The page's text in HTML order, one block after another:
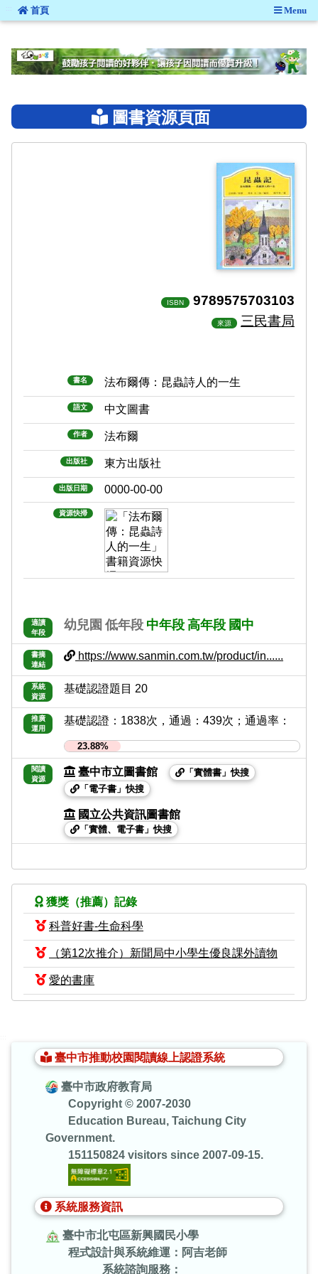
::: 首頁 Menu
圖書資源頁面
ISBN 9789575703103
來源 三民書局
書名 法布爾傳：昆蟲詩人的一生
語文 中文圖書
作者 法布爾
出版社 東方出版社
出版日期 0000-00-00
資源快掃
適讀
年段
幼兒園 低年段 中年段 高年段 國中
書摘
連結
https://www.sanmin.com.tw/product/in......
系統
資源
基礎認證題目 20
推廣
運用
基礎認證：1838次，通過：439次；通過率：
23.88%
閱讀
資源
臺中市立圖書館
「實體書」快搜
「電子書」快搜
國立公共資訊圖書館
「實體、電子書」快搜
獲獎（推薦）記錄
科普好書-生命科學
（第12次推介）新聞局中小學生優良課外讀物
愛的書庫
臺中市推動校園閱讀線上認證系統
臺中市政府教育局
Copyright © 2007-2030
Education Bureau, Taichung City
Government.
151150824 visitors since 2007-09-15.
系統服務資訊
臺中市北屯區新興國民小學
程式設計與系統維運：阿吉老師
系統諮詢服務：